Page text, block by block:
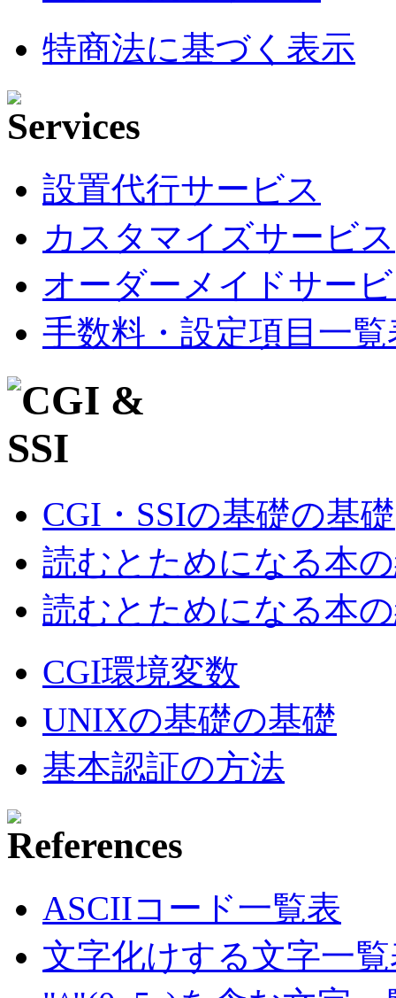
特商法に基づく表示
設置代行サービス
カスタマイズサービス
オーダーメイドサー
手数料・設定項目一覧
CGI・SSIの基礎の基礎
読むとためになる本
読むとためになる本
CGI環境変数
UNIXの基礎の基礎
基本認証の方法
ASCIIコード一覧表
文字化けする文字一